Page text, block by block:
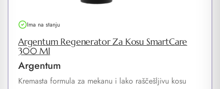
Ima na stanju
Argentum Regenerator Za Kosu SmartCare
300 Ml
Argentum
Kremasta formula za mekanu i lako raščešljivu kosu